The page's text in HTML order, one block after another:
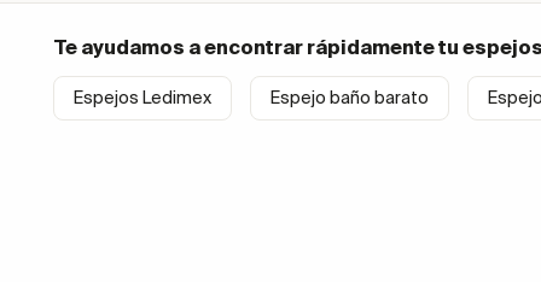
Te ayudamos a encontrar rápidamente tu
Espejos Ledimex Espejo baño barato